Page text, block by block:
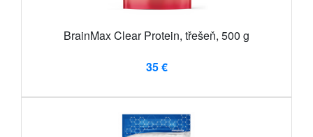
BrainMax Clear Protein, třešeň, 500 g
35 €